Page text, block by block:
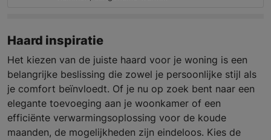
Haard inspiratie
Het kiezen van de juiste haard voor je woning is een
belangrijke beslissing die zowel je persoonlijke stijl als
je comfort beïnvloedt. Of je nu op zoek bent naar een
elegante toevoeging aan je woonkamer of een
efficiënte verwarmingsoplossing voor de koude
maanden, de mogelijkheden zijn eindeloos. Kies de